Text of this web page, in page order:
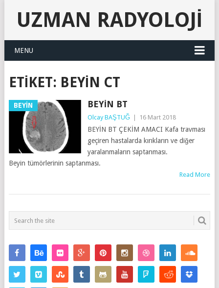
UZMAN RADYOLOJI
MENU
ETIKET: BEYIN CT
BEYİN BEYIN BT
Olcay BAŞTUĞ 16 Mart 2018
BEYİN BT ÇEKİM AMACI Kafa travması
geçiren hastalarda kırıkların ve diğer
yaralanmaların saptanması.
Beyin tümörlerinin saptanması.
Read More